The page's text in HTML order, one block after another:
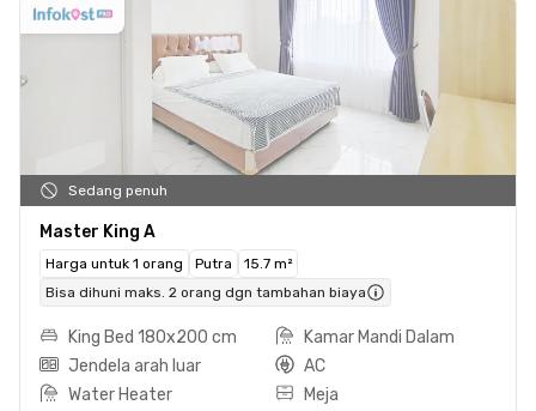
Sedang penuh
Master King A
Harga untuk 1 orang Putra
15.7 m²
Bisa dihuni maks. 2 orang dgn tambahan biaya
King Bed 180x200 cm
Kamar Mandi Dalam
Jendela arah luar
AC
Water Heater
Meja